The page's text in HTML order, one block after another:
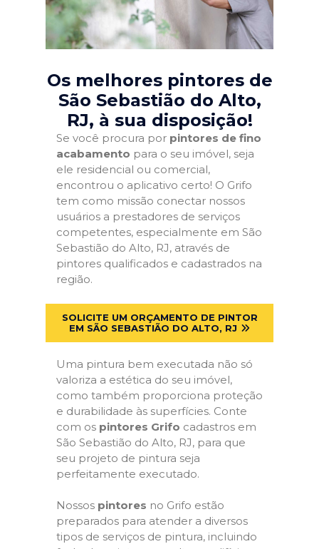
Os melhores pintores de
São Sebastião do Alto,
RJ, à sua disposição!
Se você procura por pintores de fino
acabamento para o seu imóvel, seja
ele residencial ou comercial,
encontrou o aplicativo certo! O Grifo
tem como missão conectar nossos
usuários a prestadores de serviços
competentes, especialmente em São
Sebastião do Alto, RJ, através de
pintores qualificados e cadastrados na
região.
SOLICITE UM ORÇAMENTO DE PINTOR
EM SÃO SEBASTIÃO DO ALTO, RJ
Uma pintura bem executada não só
valoriza a estética do seu imóvel,
como também proporciona proteção
e durabilidade às superfícies. Conte
com os pintores Grifo cadastros em
São Sebastião do Alto, RJ, para que
seu projeto de pintura seja
perfeitamente executado.
Nossos pintores no Grifo estão
preparados para atender a diversos
tipos de serviços de pintura, incluindo